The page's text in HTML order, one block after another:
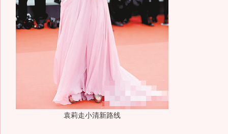
袁莉走小清新路线